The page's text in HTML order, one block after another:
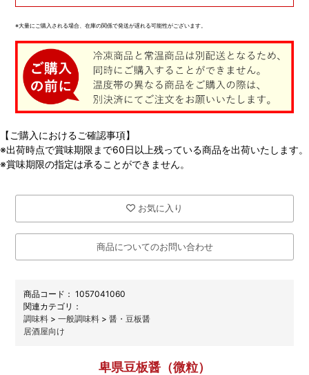
※大量にご購入される場合、在庫の関係で発送が遅れる可能性がございます。
【ご購入におけるご確認事項】
※出荷時点で賞味期限まで60日以上残っている商品を出荷いたします。
※賞味期限の指定は承ることができません。
お気に入り
商品についてのお問い合わせ
商品コード： 1057041060
関連カテゴリ：
調味料 >一般調味料 >醤・豆板醤
居酒屋向け
卑県豆板醤（微粒）